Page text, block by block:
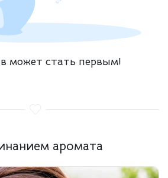
может стать первым!
аромата